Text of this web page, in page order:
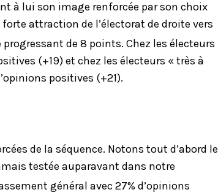
à lui son image renforcée par son choix
attraction de l’électorat de droite vers
progressant de 8 points. Chez les électeurs
(+19) et chez les électeurs « très à
positives (+21).
de la séquence. Notons tout d’abord le
testée auparavant dans notre
général avec 27% d’opinions